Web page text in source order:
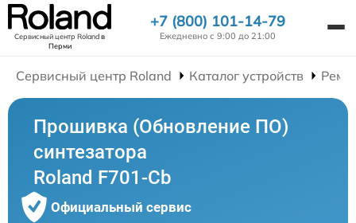
Сервисный центр Rolandв
Перми
+7 (800) 101-14-79
Ежедневно с 9:00 до 21:00
Сервисный центр Roland Каталог устройств
Прошивка (Обновление ПО)
синтезатора
Roland F701-Cb
Официальный сервис